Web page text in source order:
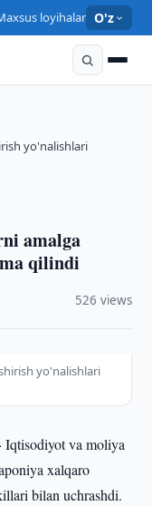
loyihalar O'z
yo'nalishlari
amalga
qilindi
526 views
yo'nalishlari
Iqtisodiyot va moliya
xalqaro
bilan uchrashdi.